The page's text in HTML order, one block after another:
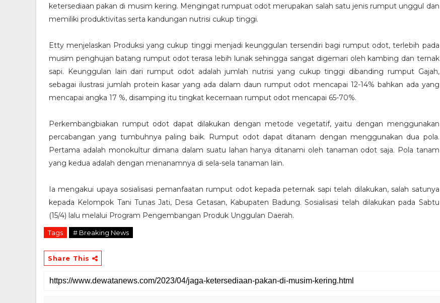
ketersediaan pakan di musim kering. Mengingat rumpuat odot merupakan salah satu jenis rumput unggul dan
memiliki produktivitas serta kandungan nutrisi cukup tinggi.
Etty menjelaskan Produksi yang cukup tinggi menjadi keunggulan tersendiri bagi rumput odot, terlebih pada
musim penghujan batang rumput odot terasa lebih lunak sehingga sangat digemari oleh kambing dan ternak
sapi. Keunggulan lain dari rumput odot adalah jumlah nutrisi yang cukup tinggi dibanding rumput Gajah,
sebagai ilustrasi jumlah protein kasar yang ada dalam daun rumput odot mencapai 12-14% bahkan ada yang
mencapai angka 17 %, disamping itu tingkat kecernaan rumput odot mencapai 65-70%.
Perkembangbiakan rumput odot dapat dilakukan dengan metode vegetatif, yaitu dengan menggunakan
percabangan yang tumbuhnya paling baik. Rumput odot dapat ditanam dengan menggunakan dua pola.
Pertama adalah monokultur dimana dalam suatu lahan hanya ditanami oleh tanaman odot saja. Pola tanam
yang kedua adalah dengan menanamnya di sela-sela tanaman lain.
Ia mengakui upaya sosialisasi pemanfaatan rumput odot kepada peternak sapi telah dilakukan, salah satunya
kepada Kelompok Tani Tunas Jati, Desa Getasan, Kabupaten Badung. Sosialisasi telah dilakukan pada Sabtu
(15/4) lalu melalui Program Pengembangan Produk Unggulan Daerah.
Tags # Breaking News
Share This